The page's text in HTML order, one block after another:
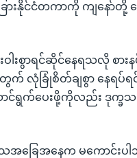
ြားနိုင်ငံတကာကို ကျနော်တို့
စွာရင်ဆိုင်နေရသလို စားန
ြုံစိတ်ချစွာ နေရပ်ရင်း
ာင်ရွက်ပေးဖို့ကိုလည်း ဒုက္
ြေအနေက မကောင်းပါ